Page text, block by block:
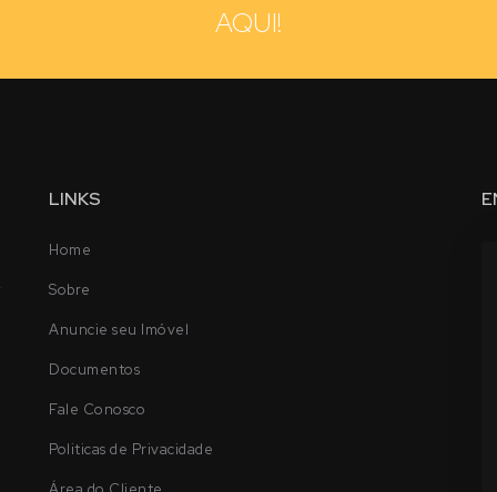
AQUI!
LINKS
Home
Sobre
Anuncie seu Imóvel
Documentos
Fale Conosco
Politicas de Privacidade